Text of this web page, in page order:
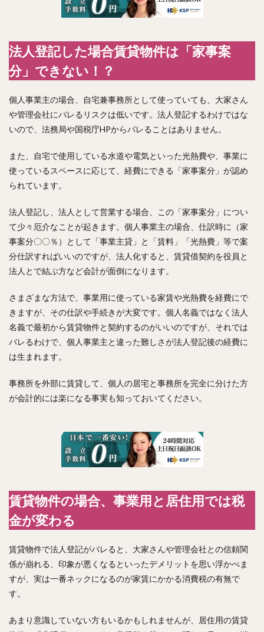
法人登記した場合賃貸物件は「家事案
分」できない！？
個人事業主の場合、自宅兼事務所として使っていても、大家さん
や管理会社にバレるリスクは低いです。法人登記するわけではな
いので、法務局や国税庁HPからバレることはありません。
また、自宅で使用している水道や電気といった光熱費や、事業に
使っているスペースに応じて、経費にできる「家事案分」が認め
られています。
法人登記し、法人として営業する場合、この「家事案分」につい
て少々厄介なことが起きます。個人事業主の場合、仕訳時に（家
事案分〇〇％）として「事業主貸」と「賃料」「光熱費」等で案
分仕訳すればいいのですが、法人化すると、賃貸借契約を役員と
法人とで結ぶ方など会計が面倒になります。
さまざまな方法で、事業用に使っている家賃や光熱費を経費にで
きますが、その仕訳や手続きが大変です。個人名義ではなく法人
名義で最初から賃貸物件と契約するのがいいのですが、それでは
バレるわけで、個人事業主と違った難しさが法人登記後の経費に
は生まれます。
事務所を外部に賃貸して、個人の居宅と事務所を完全に分けた方
が会計的には楽になる事実も知っておいてください。
賃貸物件の場合、事業用と居住用では税
金が変わる
賃貸物件で法人登記がバレると、大家さんや管理会社との信頼関
係が崩れる、印象が悪くなるといったデメリットを思い浮かべま
すが、実は一番ネックになるのが家賃にかかる消費税の有無で
す。
あまり意識していない方もいるかもしれませんが、居住用の賃貸